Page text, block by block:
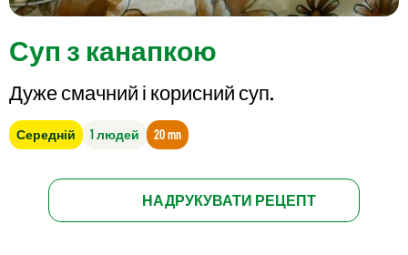
Суп з канапкою
Дуже смачний і корисний суп.
Середній 1 людей 20 mn
НАДРУКУВАТИ РЕЦЕПТ